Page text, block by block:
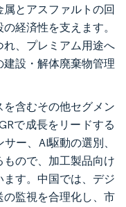
とアスファルトの回
経済性を支えます。
、プレミアム用途へ
設・解体廃棄物管理
含むその他セグメン
で成長をリードする
ー、AI駆動の選別、
ので、加工製品向け
す。中国では、デジ
監視を合理化し、市